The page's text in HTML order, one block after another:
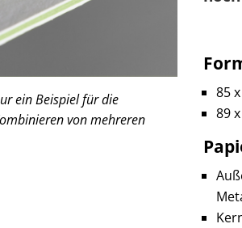
ein Beispiel für die
von mehreren
85
89